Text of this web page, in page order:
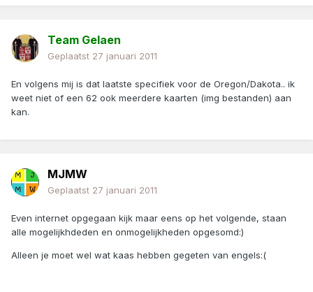
Team Gelaen
Geplaatst 27 januari 2011
En volgens mij is dat laatste specifiek voor de Oregon/Dakota.. ik
weet niet of een 62 ook meerdere kaarten (img bestanden) aan
kan.
MJMW
Geplaatst 27 januari 2011
Even internet opgegaan kijk maar eens op het volgende, staan
alle mogelijkhdeden en onmogelijkheden opgesomd:)
Alleen je moet wel wat kaas hebben gegeten van engels:(